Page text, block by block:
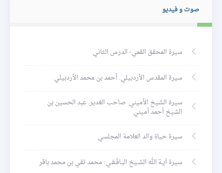
صوت و فيديو
سيرة المحقق القمي- الدرس الثاني
سيرة المقدس الأردبيلي. أحمد بن محمد الأردبيلي
سيرة الشيخ الأميني. صاحب الغدير. عبد الحسين بن
الشيخ أحمد أميني
سيرة حياة والد العلامة المجلسي
سيرة آيـة الله الشـيخ البـافَـقـي: محمد تقي بن محمد باقر